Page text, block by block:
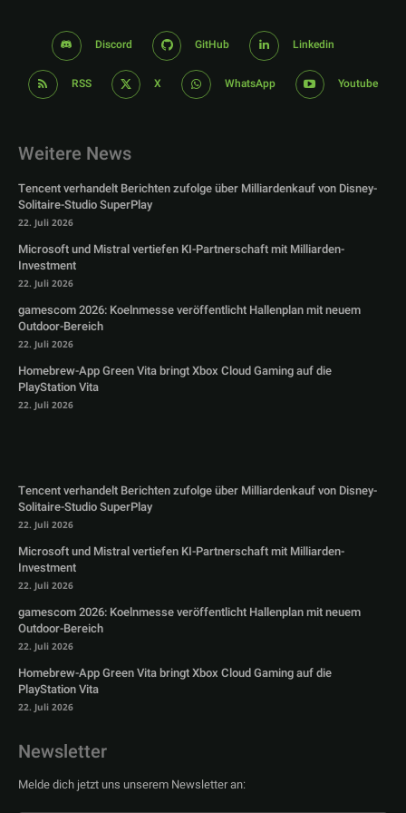
Discord GitHub Linkedin
RSS X WhatsApp Youtube
Weitere News
Tencent verhandelt Berichten zufolge über Milliardenkauf von Disney-
Solitaire-Studio SuperPlay
22. Juli 2026
Microsoft und Mistral vertiefen KI-Partnerschaft mit Milliarden-
Investment
22. Juli 2026
gamescom 2026: Koelnmesse veröffentlicht Hallenplan mit neuem
Outdoor-Bereich
22. Juli 2026
Homebrew-App Green Vita bringt Xbox Cloud Gaming auf die
PlayStation Vita
22. Juli 2026
Tencent verhandelt Berichten zufolge über Milliardenkauf von Disney-
Solitaire-Studio SuperPlay
22. Juli 2026
Microsoft und Mistral vertiefen KI-Partnerschaft mit Milliarden-
Investment
22. Juli 2026
gamescom 2026: Koelnmesse veröffentlicht Hallenplan mit neuem
Outdoor-Bereich
22. Juli 2026
Homebrew-App Green Vita bringt Xbox Cloud Gaming auf die
PlayStation Vita
22. Juli 2026
Newsletter
Melde dich jetzt uns unserem Newsletter an: